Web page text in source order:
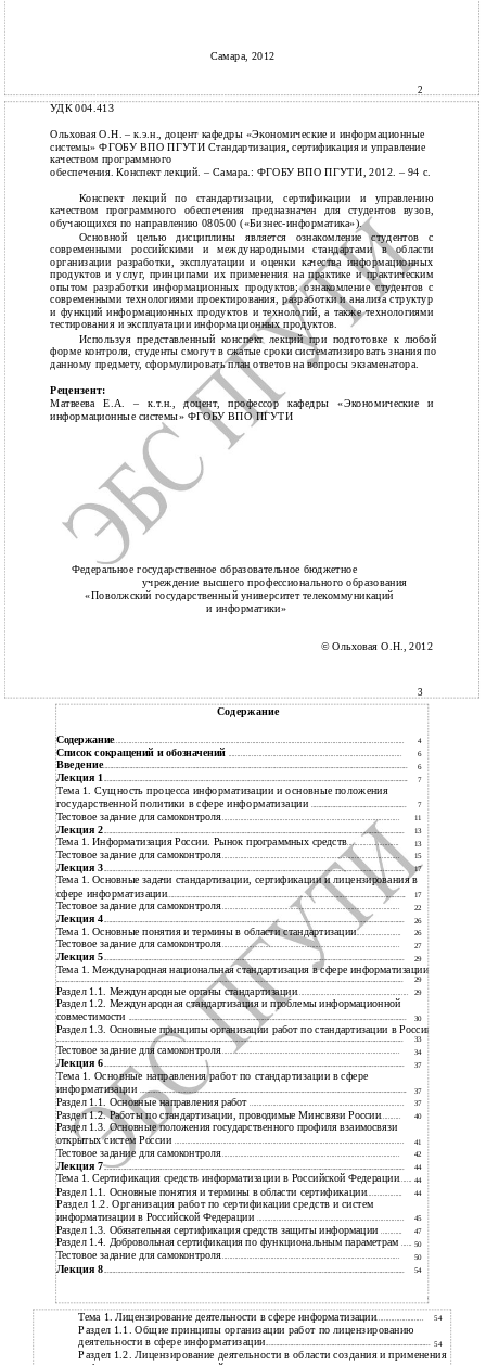
Самара, 2012
2
УДК 004.413
Ольховая О.Н. – к.э.н., доцент кафедры «Экономические и информационные
системы» ФГОБУ ВПО ПГУТИ Стандартизация, сертификация и управление
качеством программного
обеспечения. Конспект лекций. – Самара.: ФГОБУ ВПО ПГУТИ, 2012. – 94 с.
Конспект лекций по стандартизации, сертификации и управлению
качеством программного обеспечения предназначен для студентов вузов,
обучающихся по направлению 080500 («Бизнес-информатика»).
Основной целью дисциплины является ознакомление студентов с
современными российскими и международными стандартами в области
организации разработки, эксплуатации и оценки качества информационных
продуктов и услуг, принципами их применения на практике и практическим
опытом разработки информационных продуктов; ознакомление студентов с
современными технологиями проектирования, разработки и анализа структур
и функций информационных продуктов и технологий, а также технологиями
тестирования и эксплуатации информационных продуктов.
Используя представленный конспект лекций при подготовке к любой
форме контроля, студенты смогут в сжатые сроки систематизировать знания по
данному предмету, сформулировать план ответов на вопросы экзаменатора.
Рецензент:
Матвеева Е.А. – к.т.н., доцент, профессор кафедры «Экономические и
информационные системы» ФГОБУ ВПО ПГУТИ
Федеральное государственное образовательное бюджетное
учреждение высшего профессионального образования
«Поволжский государственный университет телекоммуникаций
и информатики»
© Ольховая О.Н., 2012
3
Содержание
Содержание.................................................................................................................................................................. 4
Список сокращений и обозначений 6
Введение.......................................................................................................................................................................... 6
Лекция 1.......................................................................................................................................................................... 7
Тема 1. Сущность процесса информатизации и основные положения
государственной политики в сфере информатизации 7
Тестовое задание для самоконтроля.................................................................................................... 11
Лекция 2........................................................................................................................................................................ 13
Тема 1. Информатизация России. Рынок программных средств............................. 13
Тестовое задание для самоконтроля.................................................................................................... 15
Лекция 3........................................................................................................................................................................ 17
Тема 1. Основные задачи стандартизации, сертификации и лицензирования в
сфере информатизации..................................................................................................................................... 17
Тестовое задание для самоконтроля.................................................................................................... 22
Лекция 4........................................................................................................................................................................ 26
Тема 1. Основные понятия и термины в области стандартизации......................... 26
Тестовое задание для самоконтроля.................................................................................................... 27
Лекция 5........................................................................................................................................................................ 29
Тема 1. Международная национальная стандартизация в сфере информатизации
.................................................................................................................................................................................................. 29
Раздел 1.1. Международные органы стандартизации 29
Раздел 1.2. Международная стандартизация и проблемы информационной
совместимости ........................................................................................................................................................... 30
Раздел 1.3. Основные принципы организации работ по стандартизации в России
.................................................................................................................................................................................................. 33
Тестовое задание для самоконтроля.................................................................................................... 34
Лекция 6........................................................................................................................................................................ 37
Тема 1. Основные направления работ по стандартизации в сфере
информатизации..................................................................................................................................................... 37
Раздел 1.1. Основные направления работ 37
Раздел 1.2. Работы по стандартизации, проводимые Минсвязи России 40
Раздел 1.3. Основные положения государственного профиля взаимосвязи
открытых систем России................................................................................................................................ 41
Тестовое задание для самоконтроля.................................................................................................... 42
Лекция 7........................................................................................................................................................................ 44
Тема 1. Сертификация средств информатизации в Российской Федерации....... 44
Раздел 1.1. Основные понятия и термины в области сертификации 44
Раздел 1.2. Организация работ по сертификации средств и систем
информатизации в Российской Федерации 45
Раздел 1.3. Обязательная сертификация средств защиты информации 47
Раздел 1.4. Добровольная сертификация по функциональным параметрам...... 50
Тестовое задание для самоконтроля.................................................................................................... 50
Лекция 8 54
4
Тема 1. Лицензирование деятельности в сфере информатизации 54
Раздел 1.1. Общие принципы организации работ по лицензированию
деятельности в сфере информатизации............................................................................................ 54
Раздел 1.2. Лицензирование деятельности в области создания и применения